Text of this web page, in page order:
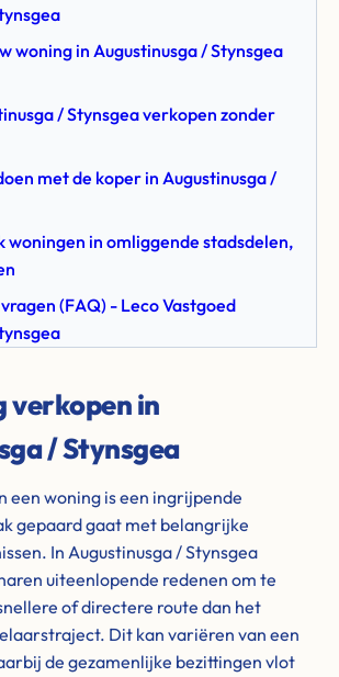
woning in Augustinusga / Stynsgea
/ Stynsgea verkopen zonder
met de koper in Augustinusga /
woningen in omliggende stadsdelen,
(FAQ) - Leco Vastgoed
verkopen in
/ Stynsgea
een woning is een ingrijpende
gepaard gaat met belangrijke
In Augustinusga / Stynsgea
uiteenlopende redenen om te
of directere route dan het
Dit kan variëren van een
de gezamenlijke bezittingen vlot